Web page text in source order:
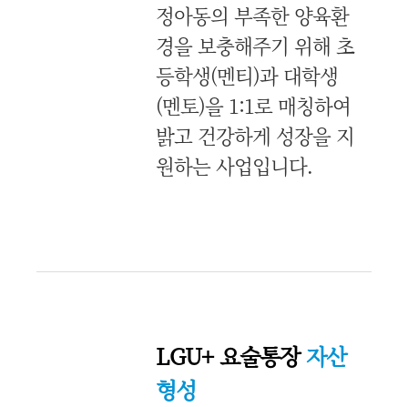
정아동의 부족한 양육환
경을 보충해주기 위해 초
등학생(멘티)과 대학생
(멘토)을 1:1로 매칭하여
밝고 건강하게 성장을 지
원하는 사업입니다.
LGU+ 요술통장 자산
형성